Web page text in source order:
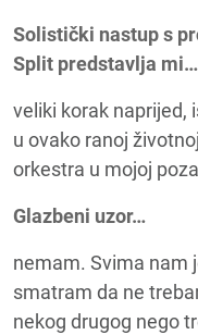
Solistički nastup s
Split predstavlja mi…
veliki korak naprijed,
u ovako ranoj
orkestra u mojoj
Glazbeni uzor…
nemam. Svima nam
smatram da ne
nekog drugog nego